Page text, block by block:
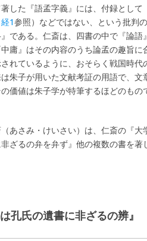
した『語孟字義』には、付録として
経1参照）などではない、という批判
である。仁斎は、四書の中で『論
庸』はその内容のうち論孟の趣旨に
されているように、おそらく戦国時
朱子が用いた文献考証の用語で、文
価値は朱子学が特筆するほどのも
あさみ・けいさい）は、仁斎の『大
ざるの弁を弁ず』他の複数の書を著
孔氏の遺書に非ざるの辨』